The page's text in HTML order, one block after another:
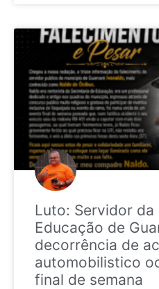
Luto: Servidor da
Educação de
decorrência de
automobilistico
final de semana